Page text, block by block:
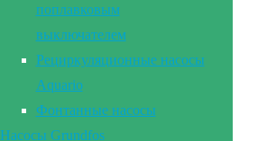
поплавковым
выключателем
Рециркуляционные насосы
Aquario
Фонтанные насосы
Насосы Grundfos